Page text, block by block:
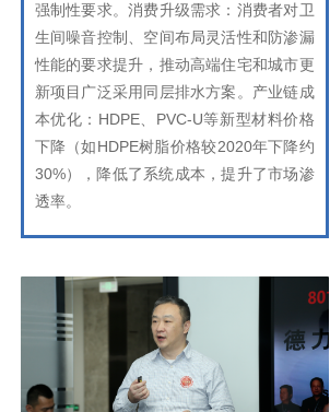
强制性要求。消费升级需求：消费者对卫
生间噪音控制、空间布局灵活性和防渗漏
性能的要求提升，推动高端住宅和城市更
新项目广泛采用同层排水方案。产业链成
本优化：HDPE、PVC-U等新型材料价格
下降（如HDPE树脂价格较2020年下降约
30%），降低了系统成本，提升了市场渗
透率。